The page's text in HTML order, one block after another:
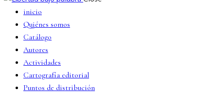
inicio
Quiénes somos
Catálogo
Autores
Actividades
Cartografía editorial
Puntos de distribución